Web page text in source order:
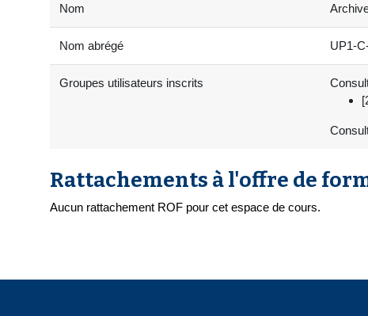
Nom
Nom abrégé UP1-
Groupes utilisateurs inscrits
Rattachements à l'offre de
Aucun rattachement ROF pour cet espace de cours.